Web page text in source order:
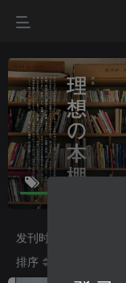
ウオモ
发刊时间
排序